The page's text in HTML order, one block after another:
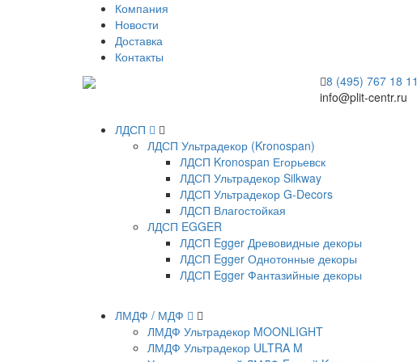
Компания
Новости
Доставка
Контакты
8 (495) 767 18 11
info@plit-centr.ru
ЛДСП
ЛДСП Ультрадекор (Kronospan)
ЛДСП Kronospan Егорьевск
ЛДСП Ультрадекор Silkway
ЛДСП Ультрадекор G-Decors
ЛДСП Влагостойкая
ЛДСП EGGER
ЛДСП Egger Древовидные декоры
ЛДСП Egger Однотонные декоры
ЛДСП Egger Фантазийные декоры
ЛМДФ / МДФ
ЛМДФ Ультрадекор MOONLIGHT
ЛМДФ Ультрадекор ULTRA M